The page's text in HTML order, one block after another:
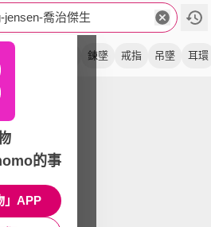
jensen-喬治傑生
鍊墜 戒指 吊墜 耳環
的事
」APP